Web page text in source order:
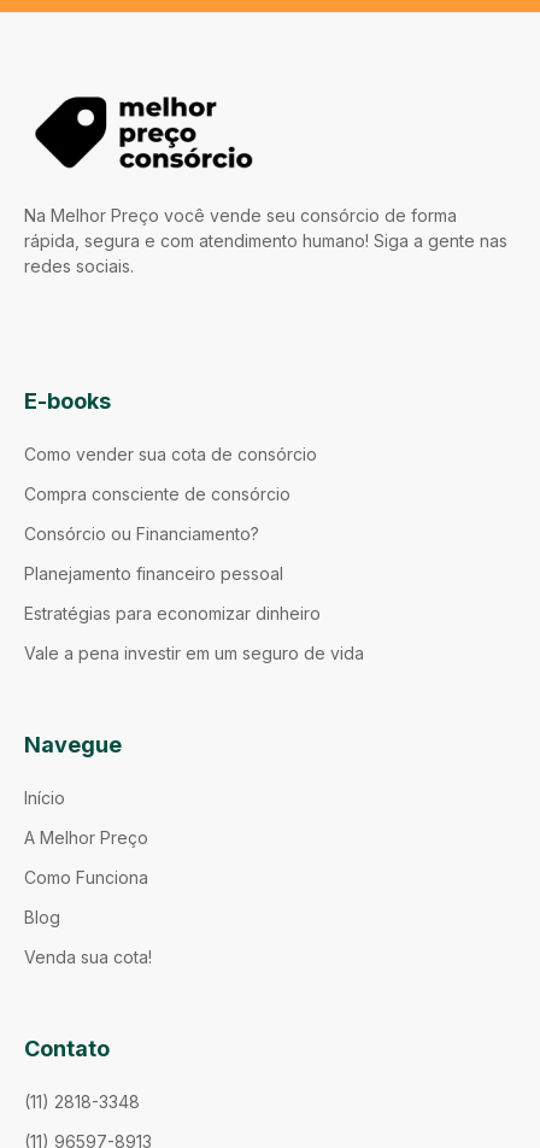
Na Melhor Preço você vende seu consórcio de forma
rápida, segura e com atendimento humano! Siga a gente nas
redes sociais.
E-books
Como vender sua cota de consórcio
Compra consciente de consórcio
Consórcio ou Financiamento?
Planejamento financeiro pessoal
Estratégias para economizar dinheiro
Vale a pena investir em um seguro de vida
Navegue
Início
A Melhor Preço
Como Funciona
Blog
Venda sua cota!
Contato
(11) 2818-3348
(11) 96597-8913